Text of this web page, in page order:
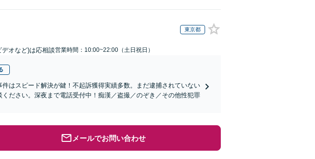
東京都
オなど)は応相談営業時間：10:00~22:00（土日祝日）
はスピード解決が鍵！不起訴獲得実績多数。まだ逮捕されていない
ださい。深夜まで電話受付中！痴漢／盗撮／のぞき／その他性犯罪
メールでお問い合わせ